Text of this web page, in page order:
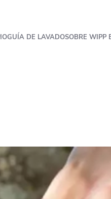
GUÍA DE LAVADOSOBRE WIPP